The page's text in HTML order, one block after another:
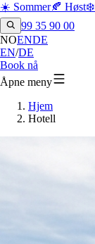
☀️ Sommer🍂 Høst❄️
99 35 90 00
NOENDE
EN/DE
Book nå
Åpne meny
Hjem
Hotell